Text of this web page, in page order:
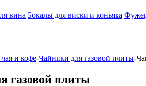
вина Бокалы для виски и коньяка
и кофе-Чайники для газовой плиты-
газовой плиты